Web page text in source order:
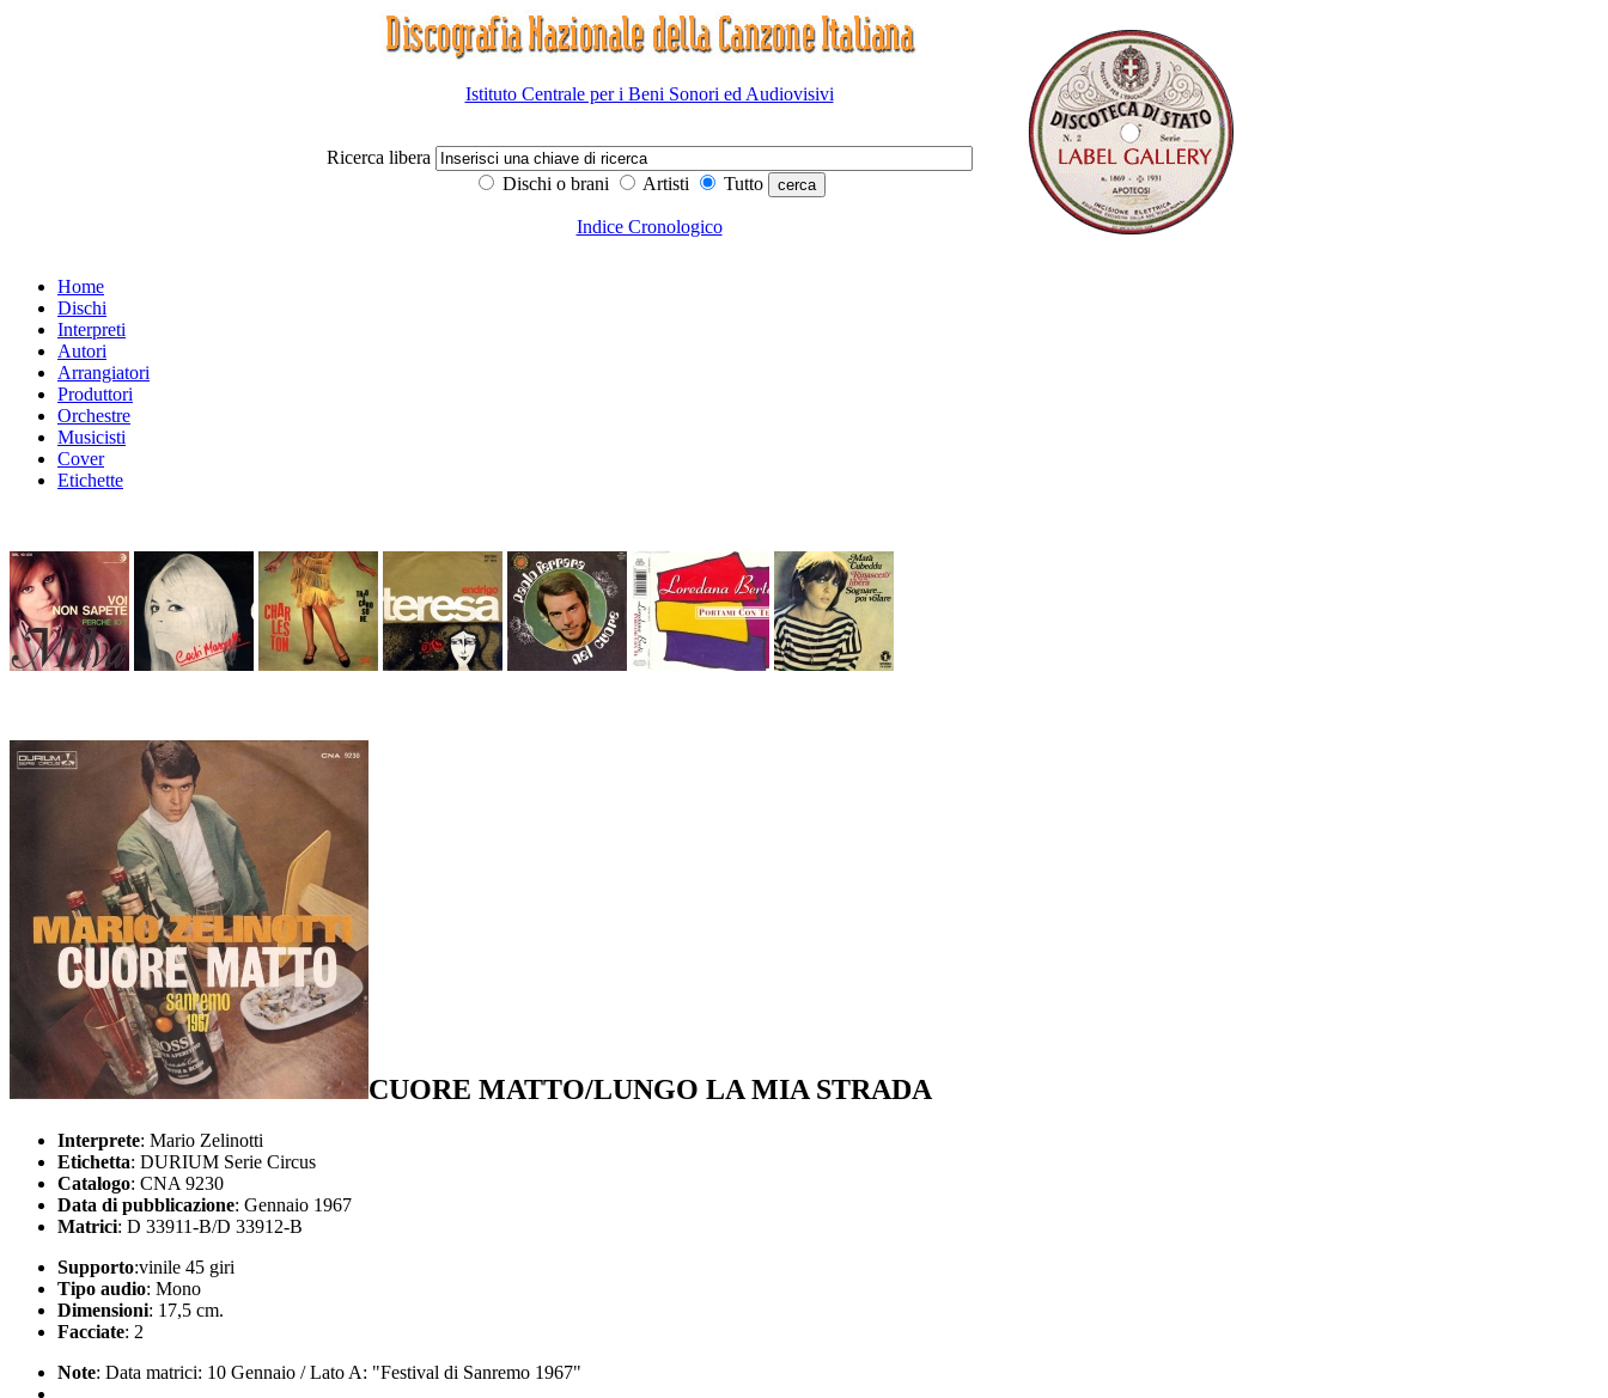
Istituto Centrale per i Beni Sonori ed Audiovisivi
Ricerca libera
Dischi o brani
Artisti Tutto
Indice Cronologico
Home
Dischi
Interpreti
Autori
Arrangiatori
Produttori
Orchestre
Musicisti
Cover
Etichette
CUORE MATTO/LUNGO LA MIA STRADA
Interprete: Mario Zelinotti
Etichetta: DURIUM Serie Circus
Catalogo: CNA 9230
Data di pubblicazione: Gennaio 1967
Matrici: D 33911-B/D 33912-B
Supporto:vinile 45 giri
Tipo audio: Mono
Dimensioni: 17,5 cm.
Facciate: 2
Note: Data matrici: 10 Gennaio / Lato A: "Festival di Sanremo 1967"